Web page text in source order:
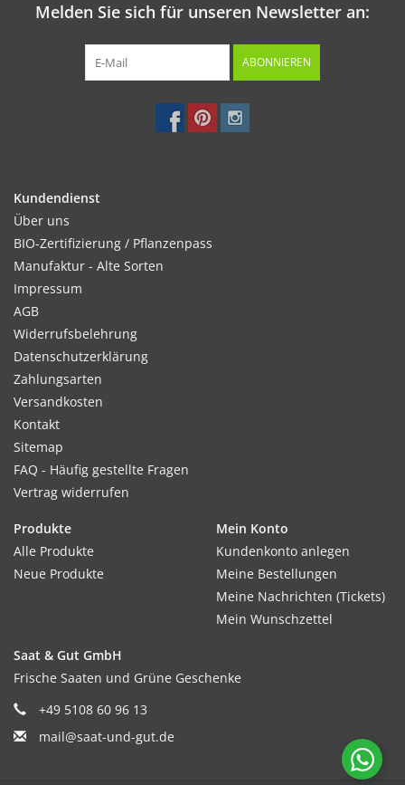
Melden Sie sich für unseren Newsletter an:
ABONNIEREN
Kundendienst
Über uns
BIO-Zertifizierung / Pflanzenpass
Manufaktur - Alte Sorten
Impressum
AGB
Widerrufsbelehrung
Datenschutzerklärung
Zahlungsarten
Versandkosten
Kontakt
Sitemap
FAQ - Häufig gestellte Fragen
Vertrag widerrufen
Produkte
Alle Produkte
Neue Produkte
Mein Konto
Kundenkonto anlegen
Meine Bestellungen
Meine Nachrichten (Tickets)
Mein Wunschzettel
Saat & Gut GmbH
Frische Saaten und Grüne Geschenke
+49 5108 60 96 13
mail@saat-und-gut.de